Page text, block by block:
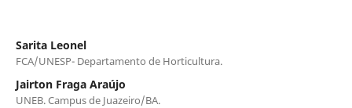
Sarita Leonel
FCA/UNESP- Departamento de Horticultura.
Jairton Fraga Araújo
UNEB. Campus de Juazeiro/BA.